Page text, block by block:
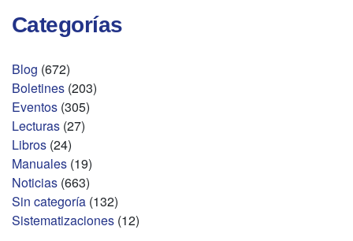
Categorías
Blog (672)
Boletines (203)
Eventos (305)
Lecturas (27)
Libros (24)
Manuales (19)
Noticias (663)
Sin categoría (132)
Sistematizaciones (12)